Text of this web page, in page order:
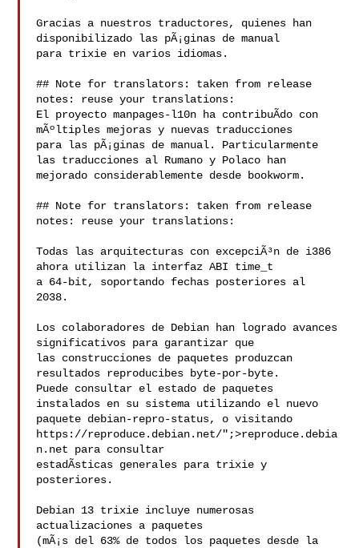
Gracias a nuestros traductores, quienes han
disponibilizado las pÃ¡ginas de manual
para trixie en varios idiomas.
## Note for translators: taken from release
notes: reuse your translations:
El proyecto manpages-l10n ha contribuÃ­do con
mÃºltiples mejoras y nuevas traducciones
para las pÃ¡ginas de manual. Particularmente
las traducciones al Rumano y Polaco han
mejorado considerablemente desde bookworm.
## Note for translators: taken from release
notes: reuse your translations:
Todas las arquitecturas con excepciÃ³n de i386
ahora utilizan la interfaz ABI time_t
a 64-bit, soportando fechas posteriores al
2038.
Los colaboradores de Debian han logrado avances
significativos para garantizar que
las construcciones de paquetes produzcan
resultados reproducibes byte-por-byte.
Puede consultar el estado de paquetes
instalados en su sistema utilizando el nuevo
paquete debian-repro-status, o visitando
https://reproduce.debian.net/";>reproduce.debia
n.net para consultar
estadÃ­sticas generales para trixie y
posteriores.
Debian 13 trixie incluye numerosas
actualizaciones a paquetes
(mÃ¡s del 63% de todos los paquetes desde la